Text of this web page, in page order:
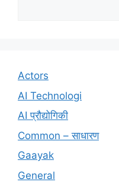
Actors
AI Technologi
AI प्रौद्योगिकी
Common – साधारण
Gaayak
General